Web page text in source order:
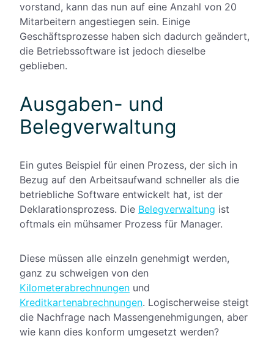
vorstand, kann das nun auf eine Anzahl von 20
Mitarbeitern angestiegen sein. Einige
Geschäftsprozesse haben sich dadurch geändert,
die Betriebssoftware ist jedoch dieselbe
geblieben.
Ausgaben- und
Belegverwaltung
Ein gutes Beispiel für einen Prozess, der sich in
Bezug auf den Arbeitsaufwand schneller als die
betriebliche Software entwickelt hat, ist der
Deklarationsprozess. Die Belegverwaltung ist
oftmals ein mühsamer Prozess für Manager.
Diese müssen alle einzeln genehmigt werden,
ganz zu schweigen von den
Kilometerabrechnungen und
Kreditkartenabrechnungen. Logischerweise steigt
die Nachfrage nach Massengenehmigungen, aber
wie kann dies konform umgesetzt werden?